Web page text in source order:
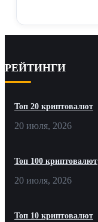
РЕЙТИНГИ
Топ 20 криптовалют
20 июля, 2026
Топ 100 криптовалют
20 июля, 2026
Топ 10 криптовалют